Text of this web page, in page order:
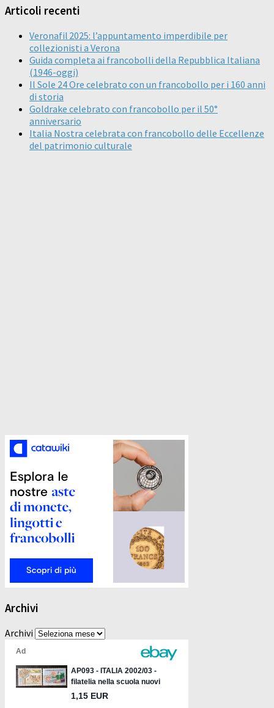
Articoli recenti
Veronafil 2025: l’appuntamento imperdibile per
collezionisti a Verona
Guida completa ai francobolli della Repubblica Italiana
(1946-oggi)
Il Sole 24 Ore celebrato con un francobollo per i 160 anni
di storia
Goldrake celebrato con francobollo per il 50°
anniversario
Italia Nostra celebrata con francobollo delle Eccellenze
del patrimonio culturale
Archivi
Archivi